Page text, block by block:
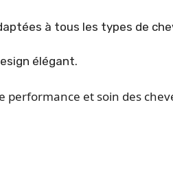
à tous les types de
élégant.
performance et soin des